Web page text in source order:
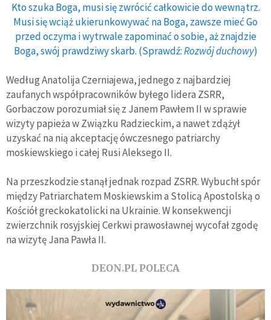
Kto szuka Boga, musi się zwrócić całkowicie do wewnątrz.
Musi się wciąż ukierunkowywać na Boga, zawsze mieć Go
przed oczyma i wytrwale zapominać o sobie, aż znajdzie
Boga, swój prawdziwy skarb. (Sprawdź:Rozwój duchowy)
Według Anatolija Czerniajewa, jednego z najbardziej
zaufanych współpracowników byłego lidera ZSRR,
Gorbaczow porozumiał się z Janem Pawłem II w sprawie
wizyty papieża w Związku Radzieckim, a nawet zdążył
uzyskać na nią akceptację ówczesnego patriarchy
moskiewskiego i całej Rusi Aleksego II.
Na przeszkodzie stanął jednak rozpad ZSRR. Wybuchł spór
między Patriarchatem Moskiewskim a Stolicą Apostolską o
Kościół greckokatolicki na Ukrainie. W konsekwencji
zwierzchnik rosyjskiej Cerkwi prawosławnej wycofał zgodę
na wizytę Jana Pawła II.
DEON.PL POLECA